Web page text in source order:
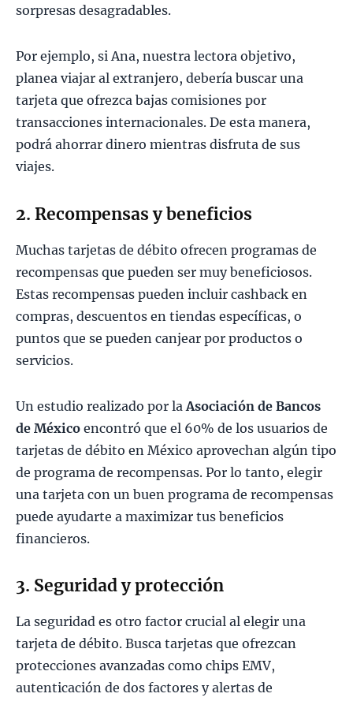
sorpresas desagradables.
Por ejemplo, si Ana, nuestra lectora objetivo,
planea viajar al extranjero, debería buscar una
tarjeta que ofrezca bajas comisiones por
transacciones internacionales. De esta manera,
podrá ahorrar dinero mientras disfruta de sus
viajes.
2. Recompensas y beneficios
Muchas tarjetas de débito ofrecen programas de
recompensas que pueden ser muy beneficiosos.
Estas recompensas pueden incluir cashback en
compras, descuentos en tiendas específicas, o
puntos que se pueden canjear por productos o
servicios.
Un estudio realizado por laAsociación de Bancos
de México encontró que el 60% de los usuarios de
tarjetas de débito en México aprovechan algún tipo
de programa de recompensas. Por lo tanto, elegir
una tarjeta con un buen programa de recompensas
puede ayudarte a maximizar tus beneficios
financieros.
3. Seguridad y protección
La seguridad es otro factor crucial al elegir una
tarjeta de débito. Busca tarjetas que ofrezcan
protecciones avanzadas como chips EMV,
autenticación de dos factores y alertas de